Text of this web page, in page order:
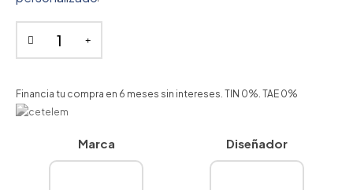
Financia tu compra en 6 meses sin intereses. TIN 0%. TAE 0%
Marca Diseñador